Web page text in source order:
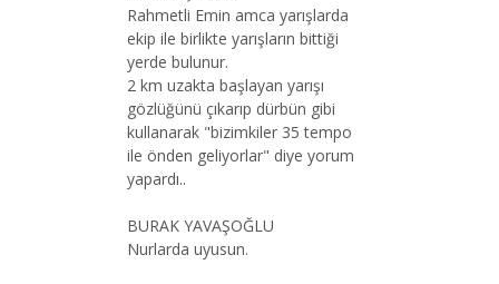
Rahmetli Emin amca yarışlarda
ekip ile birlikte yarışların bittiği
yerde bulunur.
2 km uzakta başlayan yarışı
gözlüğünü çıkarıp dürbün gibi
kullanarak "bizimkiler 35 tempo
ile önden geliyorlar" diye yorum
yapardı..
BURAK YAVAŞOĞLU
Nurlarda uyusun.